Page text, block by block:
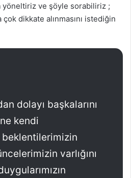
yöneltiriz ve şöyle sorabiliriz ;
dikkate alınmasını istediğin
dolayı başkalarını
kendi
varlığını